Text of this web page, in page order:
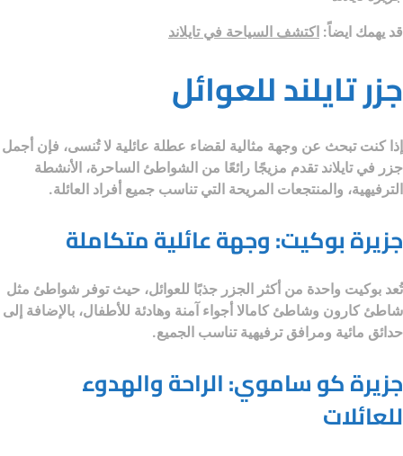
قد يهمك ايضاً: اكتشف السياحة في تايلاند
جزر تايلند للعوائل
إذا كنت تبحث عن وجهة مثالية لقضاء عطلة عائلية لا تُنسى، فإن أجمل
جزر في تايلاند تقدم مزيجًا رائعًا من الشواطئ الساحرة، الأنشطة
الترفيهية، والمنتجعات المريحة التي تناسب جميع أفراد العائلة.
جزيرة بوكيت: وجهة عائلية متكاملة
تُعد بوكيت واحدة من أكثر الجزر جذبًا للعوائل، حيث توفر شواطئ مثل
شاطئ كارون وشاطئ كامالا أجواء آمنة وهادئة للأطفال، بالإضافة إلى
حدائق مائية ومرافق ترفيهية تناسب الجميع.
جزيرة كو ساموي: الراحة والهدوء
للعائلات